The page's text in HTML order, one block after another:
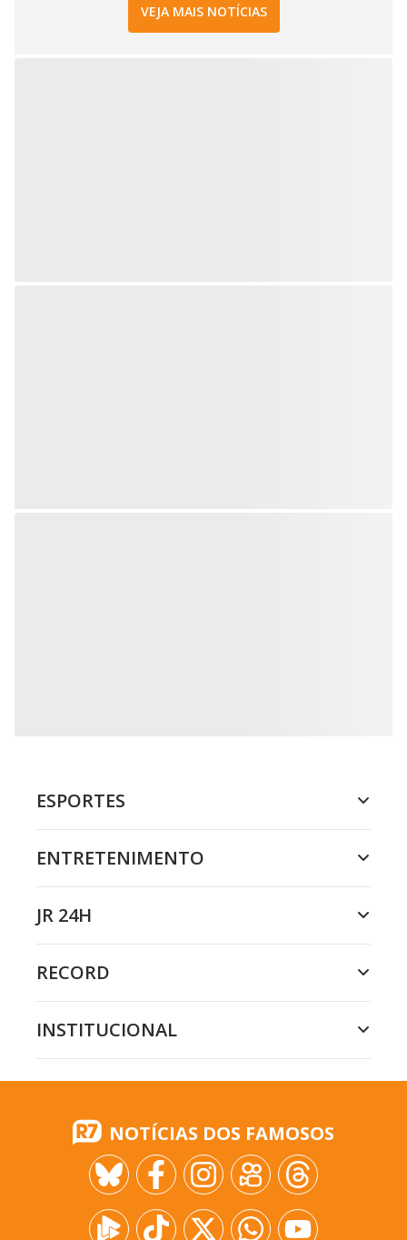
VEJA MAIS NOTÍCIAS
ESPORTES
ENTRETENIMENTO
JR 24H
RECORD
INSTITUCIONAL
NOTÍCIAS DOS FAMOSOS